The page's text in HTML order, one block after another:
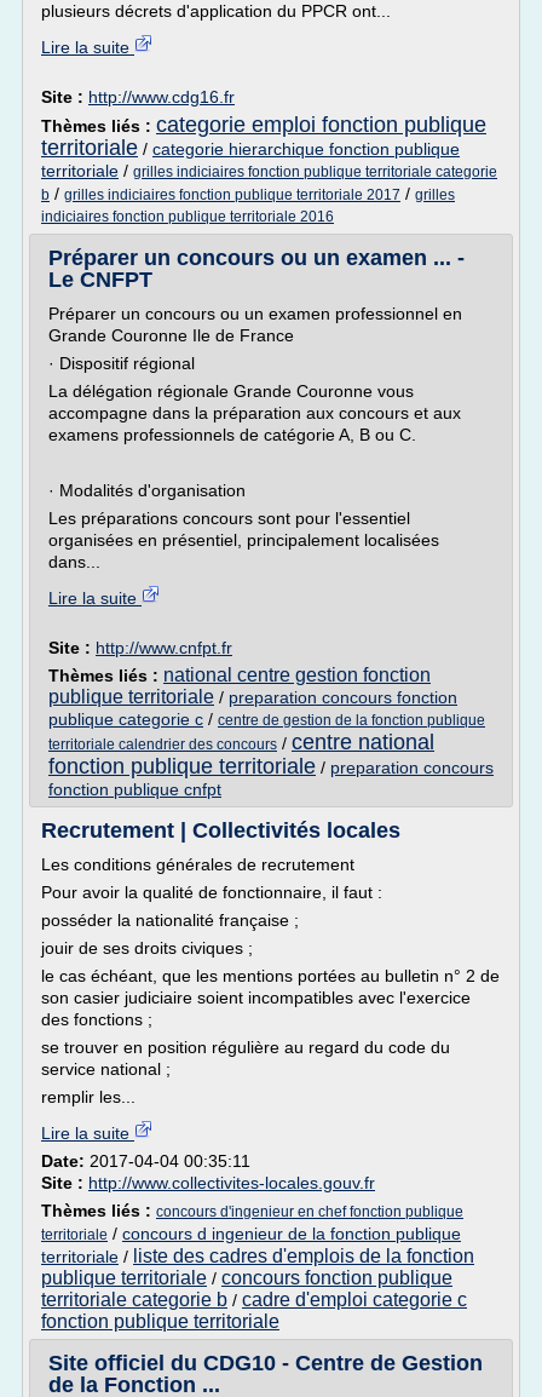
plusieurs décrets d'application du PPCR ont...
Lire la suite
Site : http://www.cdg16.fr
Thèmes liés : categorie emploi fonction publique
territoriale / categorie hierarchique fonction publique
territoriale / grilles indiciaires fonction publique territoriale categorie
b / grilles indiciaires fonction publique territoriale 2017 / grilles
indiciaires fonction publique territoriale 2016
Préparer un concours ou un examen ... -
Le CNFPT
Préparer un concours ou un examen professionnel en
Grande Couronne Ile de France
· Dispositif régional
La délégation régionale Grande Couronne vous
accompagne dans la préparation aux concours et aux
examens professionnels de catégorie A, B ou C.
· Modalités d'organisation
Les préparations concours sont pour l'essentiel
organisées en présentiel, principalement localisées
dans...
Lire la suite
Site : http://www.cnfpt.fr
Thèmes liés : national centre gestion fonction
publique territoriale / preparation concours fonction
publique categorie c / centre de gestion de la fonction publique
territoriale calendrier des concours / centre national
fonction publique territoriale / preparation concours
fonction publique cnfpt
Recrutement | Collectivités locales
Les conditions générales de recrutement
Pour avoir la qualité de fonctionnaire, il faut :
posséder la nationalité française ;
jouir de ses droits civiques ;
le cas échéant, que les mentions portées au bulletin n° 2 de
son casier judiciaire soient incompatibles avec l'exercice
des fonctions ;
se trouver en position régulière au regard du code du
service national ;
remplir les...
Lire la suite
Date: 2017-04-04 00:35:11
Site : http://www.collectivites-locales.gouv.fr
Thèmes liés : concours d'ingenieur en chef fonction publique
territoriale / concours d ingenieur de la fonction publique
territoriale / liste des cadres d'emplois de la fonction
publique territoriale / concours fonction publique
territoriale categorie b / cadre d'emploi categorie c
fonction publique territoriale
Site officiel du CDG10 - Centre de Gestion
de la Fonction ...